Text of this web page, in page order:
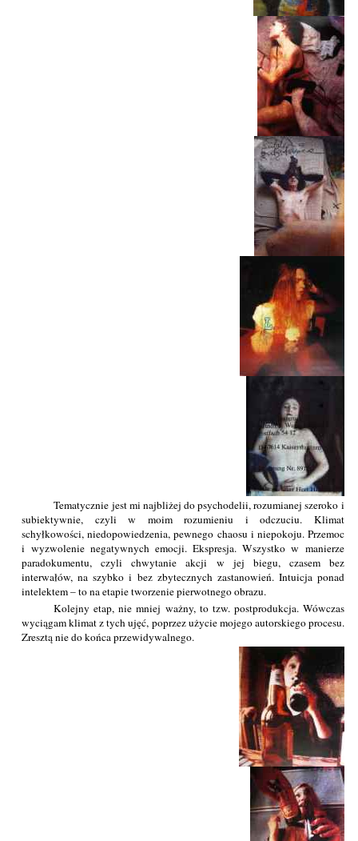
Tematycznie jest mi najbliżej do psychodelii, rozumianej szeroko i
subiektywnie, czyli w moim rozumieniu i odczuciu. Klimat
schyłkowości, niedopowiedzenia, pewnego chaosu i niepokoju. Przemoc
i wyzwolenie negatywnych emocji. Ekspresja. Wszystko w manierze
paradokumentu, czyli chwytanie akcji w jej biegu, czasem bez
interwałów, na szybko i bez zbytecznych zastanowień. Intuicja ponad
intelektem – to na etapie tworzenie pierwotnego obrazu.
Kolejny etap, nie mniej ważny, to tzw. postprodukcja. Wówczas
wyciągam klimat z tych ujęć, poprzez użycie mojego autorskiego procesu.
Zresztą nie do końca przewidywalnego.